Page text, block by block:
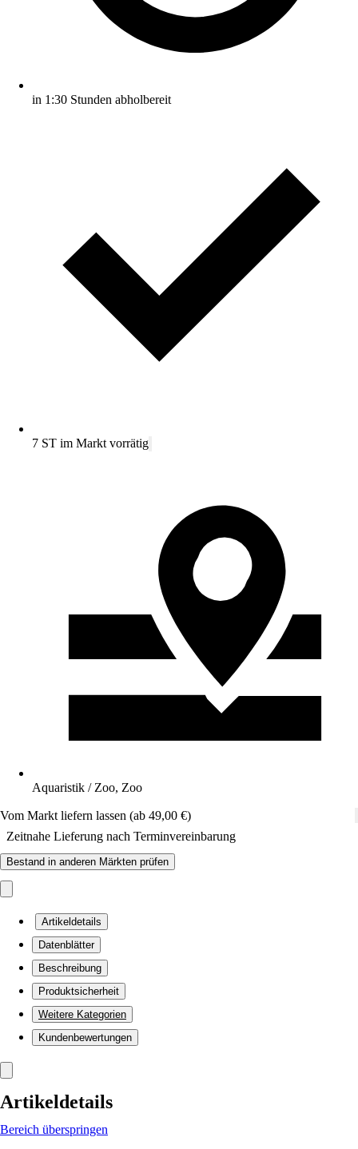
in 1:30 Stunden abholbereit
7 ST im Markt vorrätig
Aquaristik / Zoo, Zoo
Vom Markt liefern lassen (ab 49,00 €)
Zeitnahe Lieferung nach Terminvereinbarung
Bestand in anderen Märkten prüfen
Artikeldetails
Datenblätter
Beschreibung
Produktsicherheit
Weitere Kategorien
Kundenbewertungen
Artikeldetails
Bereich überspringen